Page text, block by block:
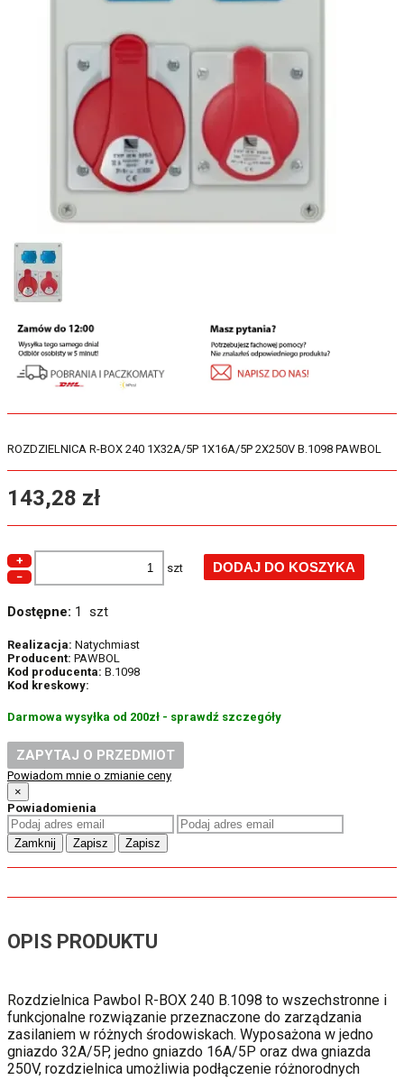
ROZDZIELNICA R-BOX 240 1X32A/5P 1X16A/5P 2X250V B.1098 PAWBOL
143,28 zł
+
−
szt
Dostępne: 1 szt
Realizacja: Natychmiast
Producent: PAWBOL
Kod producenta: B.1098
Kod kreskowy:
Darmowa wysyłka od 200zł - sprawdź szczegóły
ZAPYTAJ O PRZEDMIOT
Powiadom mnie o zmianie ceny
×
Powiadomienia
Zamknij Zapisz Zapisz
OPIS PRODUKTU
Rozdzielnica Pawbol R-BOX 240 B.1098 to wszechstronne i
funkcjonalne rozwiązanie przeznaczone do zarządzania
zasilaniem w różnych środowiskach. Wyposażona w jedno
gniazdo 32A/5P, jedno gniazdo 16A/5P oraz dwa gniazda
250V, rozdzielnica umożliwia podłączenie różnorodnych